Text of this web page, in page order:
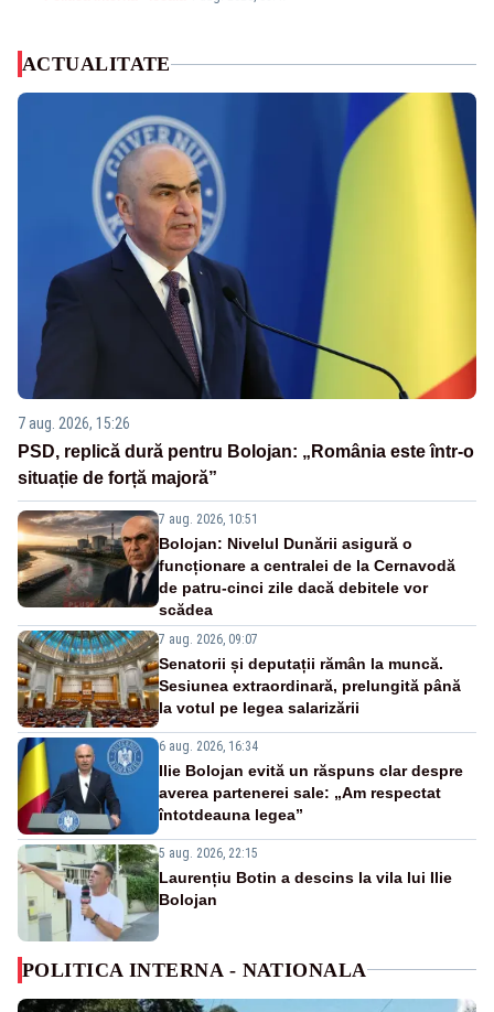
ACTUALITATE
7 aug. 2026, 15:26
PSD, replică dură pentru Bolojan: „România este într-o
situație de forță majoră”
7 aug. 2026, 10:51
Bolojan: Nivelul Dunării asigură o
funcționare a centralei de la Cernavodă
de patru-cinci zile dacă debitele vor
scădea
7 aug. 2026, 09:07
Senatorii și deputații rămân la muncă.
Sesiunea extraordinară, prelungită până
la votul pe legea salarizării
6 aug. 2026, 16:34
Ilie Bolojan evită un răspuns clar despre
averea partenerei sale: „Am respectat
întotdeauna legea”
5 aug. 2026, 22:15
Laurențiu Botin a descins la vila lui Ilie
Bolojan
POLITICA INTERNA - NATIONALA